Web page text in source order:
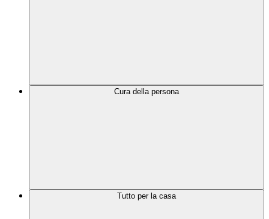
Cura della persona
Tutto per la casa